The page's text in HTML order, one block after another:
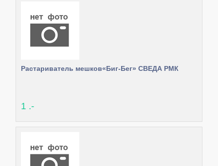
Растариватель мешков«Биг-Бег» СВЕДА РМК
1 .-